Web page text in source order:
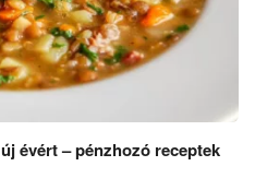
évért – pénzhozó receptek